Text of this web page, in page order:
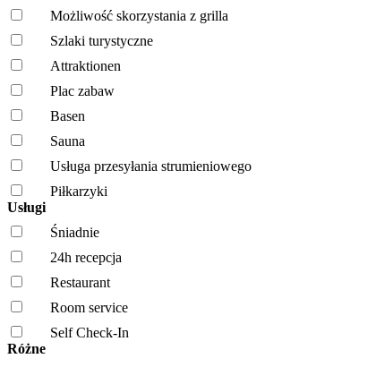
Możliwość skorzystania z grilla
Szlaki turystyczne
Attraktionen
Plac zabaw
Basen
Sauna
Usługa przesyłania strumieniowego
Piłkarzyki
Usługi
Śniadnie
24h recepcja
Restaurant
Room service
Self Check-In
Różne